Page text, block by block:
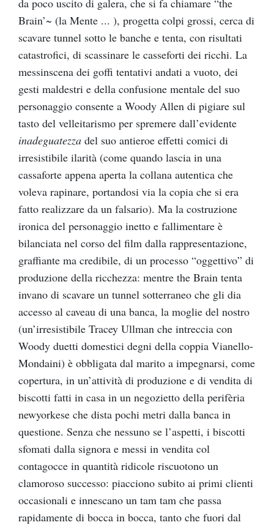
da poco uscito di galera, che si fa chiamare “the
Brain’~ (la Mente ... ), progetta colpi grossi, cerca di
scavare tunnel sotto le banche e tenta, con risultati
catastrofici, di scassinare le casseforti dei ricchi. La
messinscena dei goffi tentativi andati a vuoto, dei
gesti maldestri e della confusione mentale del suo
personaggio consente a Woody Allen di pigiare sul
tasto del velleitarismo per spremere dall’evidente
inadeguatezza del suo antieroe effetti comici di
irresistibile ilarità (come quando lascia in una
cassaforte appena aperta la collana autentica che
voleva rapinare, portandosi via la copia che si era
fatto realizzare da un falsario). Ma la costruzione
ironica del personaggio inetto e fallimentare è
bilanciata nel corso del film dalla rappresentazione,
graffiante ma credibile, di un processo “oggettivo” di
produzione della ricchezza: mentre the Brain tenta
invano di scavare un tunnel sotterraneo che gli dia
accesso al caveau di una banca, la moglie del nostro
(un’irresistibile Tracey Ullman che intreccia con
Woody duetti domestici degni della coppia Vianello-
Mondaini) è obbligata dal marito a impegnarsi, come
copertura, in un’attività di produzione e di vendita di
biscotti fatti in casa in un negozietto della perifèria
newyorkese che dista pochi metri dalla banca in
questione. Senza che nessuno se l’aspetti, i biscotti
sfomati dalla signora e messi in vendita col
contagocce in quantità ridicole riscuotono un
clamoroso successo: piacciono subito ai primi clienti
occasionali e innescano un tam tam che passa
rapidamente di bocca in bocca, tanto che fuori dal